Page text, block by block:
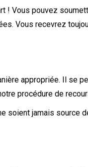
! Vous pouvez
Vous recevrez
appropriée. Il se
procédure de
soient jamais source